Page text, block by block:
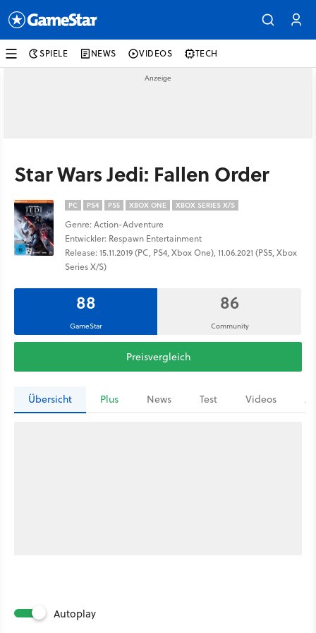
SPIELE NEWS VIDEOS TECH
Star Wars Jedi: Fallen Order
PC PS4 PS5 XBOX ONE XBOX SERIES X/S
Genre: Action-Adventure
Entwickler: Respawn Entertainment
Release: 15.11.2019 (PC, PS4, Xbox One), 11.06.2021 (PS5, Xbox
Series X/S)
88
GameStar
86
Community
Preisvergleich
Übersicht Plus News Test Videos
Autoplay